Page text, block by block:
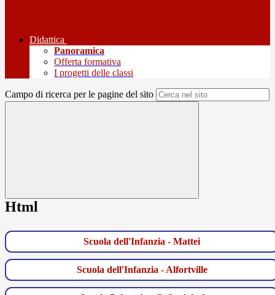
Didattica
Panoramica
Offerta formativa
I progetti delle classi
Campo di ricerca per le pagine del sito
Html
Scuola dell'Infanzia - Mattei
Scuola dell'Infanzia - Alfortville